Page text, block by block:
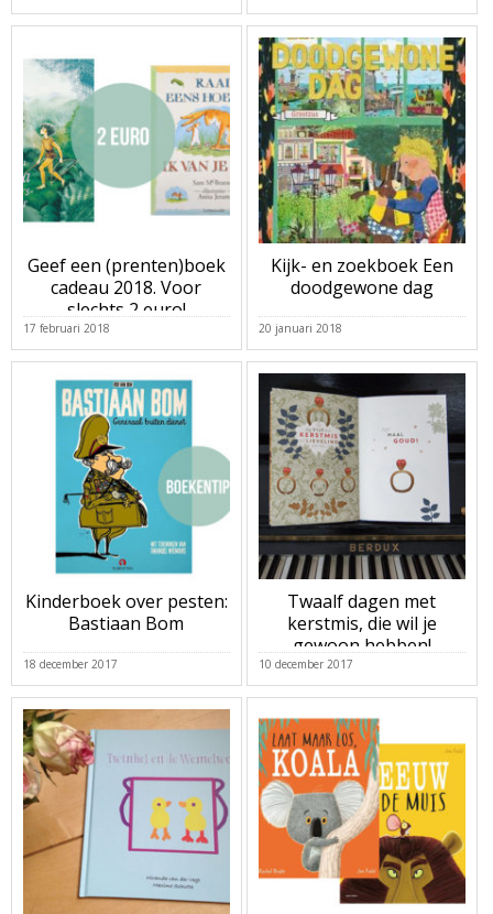
Geef een (prenten)boek
cadeau 2018. Voor
slechts 2 euro!
17 februari 2018
Kijk- en zoekboek Een
doodgewone dag
20 januari 2018
Kinderboek over pesten:
Bastiaan Bom
18 december 2017
Twaalf dagen met
kerstmis, die wil je
gewoon hebben!
10 december 2017